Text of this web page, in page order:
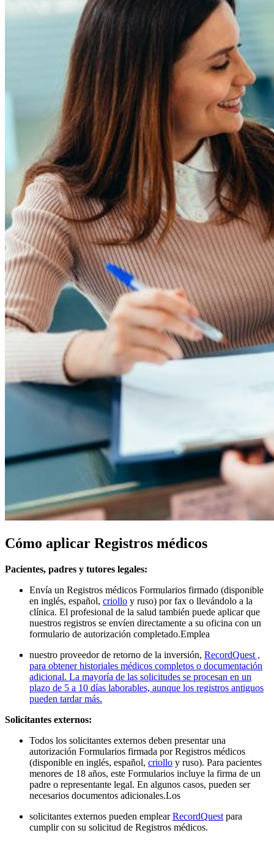
Cómo aplicar Registros médicos
Pacientes, padres y tutores legales:
Envía un Registros médicos Formularios firmado (disponible
en inglés, español, criollo y ruso) por fax o llevándolo a la
clínica. El profesional de la salud también puede aplicar que
nuestros registros se envíen directamente a su oficina con un
formulario de autorización completado.Emplea
nuestro proveedor de retorno de la inversión, RecordQuest ,
para obtener historiales médicos completos o documentación
adicional. La mayoría de las solicitudes se procesan en un
plazo de 5 a 10 días laborables, aunque los registros antiguos
pueden tardar más.
Solicitantes externos:
Todos los solicitantes externos deben presentar una
autorización Formularios firmada por Registros médicos
(disponible en inglés, español, criollo y ruso). Para pacientes
menores de 18 años, este Formularios incluye la firma de un
padre o representante legal. En algunos casos, pueden ser
necesarios documentos adicionales.Los
solicitantes externos pueden emplearRecordQuest para
cumplir con su solicitud de Registros médicos.